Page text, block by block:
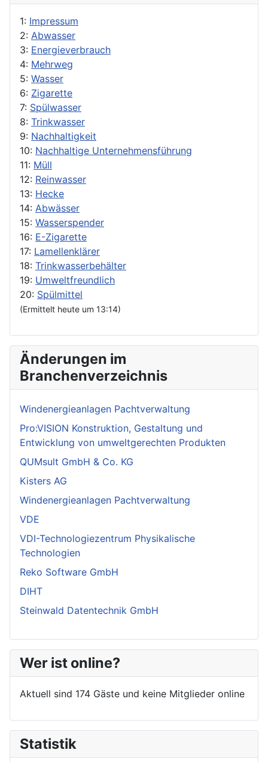
1: Impressum
2: Abwasser
3: Energieverbrauch
4: Mehrweg
5: Wasser
6: Zigarette
7: Spülwasser
8: Trinkwasser
9: Nachhaltigkeit
10: Nachhaltige Unternehmensführung
11: Müll
12: Reinwasser
13: Hecke
14: Abwässer
15: Wasserspender
16: E-Zigarette
17: Lamellenklärer
18: Trinkwasserbehälter
19: Umweltfreundlich
20: Spülmittel
(Ermittelt heute um 13:14)
Änderungen im
Branchenverzeichnis
Windenergieanlagen Pachtverwaltung
Pro:VISION Konstruktion, Gestaltung und
Entwicklung von umweltgerechten Produkten
QUMsult GmbH & Co. KG
Kisters AG
Windenergieanlagen Pachtverwaltung
VDE
VDI-Technologiezentrum Physikalische
Technologien
Reko Software GmbH
DIHT
Steinwald Datentechnik GmbH
Wer ist online?
Aktuell sind 174 Gäste und keine Mitglieder online
Statistik